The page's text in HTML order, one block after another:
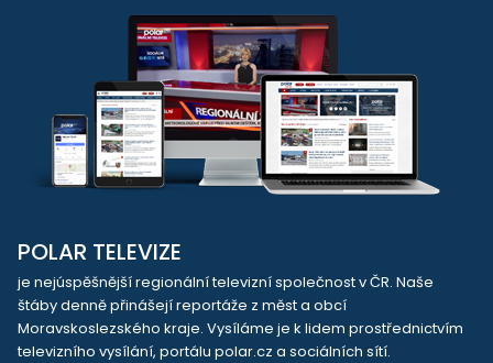
POLAR TELEVIZE
je nejúspěšnější regionální televizní společnost v ČR. Naše
štáby denně přinášejí reportáže z měst a obcí
Moravskoslezského kraje. Vysíláme je k lidem prostřednictvím
televizního vysílání, portálu polar.cz a sociálních sítí.